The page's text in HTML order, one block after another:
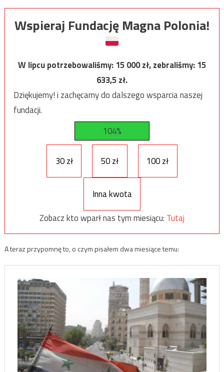
Wspieraj Fundację Magna Polonia!
W lipcu potrzebowaliśmy:15 000zł, zebraliśmy:15
633,5zł.
Dziękujemy! i zachęcamy do dalszego wsparcia naszej
fundacji.
104%
30 zł 50 zł 100 zł
Inna kwota
Zobacz kto wparł nas tym miesiącu: Tutaj
A teraz przypomnę to, o czym pisałem dwa miesiące temu: